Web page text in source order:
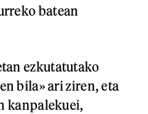
batean
ezkutatutako
bila» ari ziren, eta
kanpalekuei,